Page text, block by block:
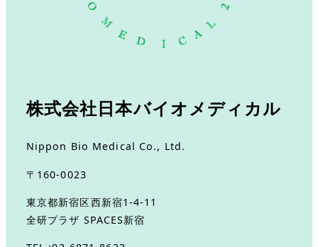
株式会社日本バイオメディカル
Nippon Bio Medical Co., Ltd.
〒160-0023
東京都新宿区西新宿1-4-11
全研プラザ SPACES新宿